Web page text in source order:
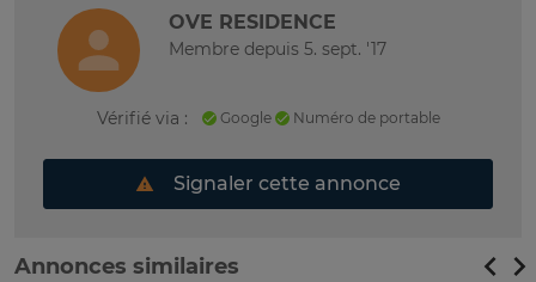
OVE RESIDENCE
Membre depuis 5. sept. '17
Vérifié via : Google Numéro de portable
Signaler cette annonce
Annonces similaires